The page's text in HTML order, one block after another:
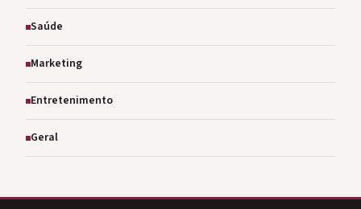
Saúde
Marketing
Entretenimento
Geral